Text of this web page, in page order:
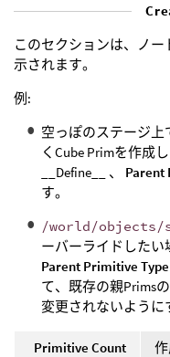
このセクションは、ノ
示されます。
例:
空っぽのステージ上
くCube Primを作成
__Define__ 、 Parent
す。
/world/objects/
ーバーライドしたい
Parent Primitive Type
て、既存の親Prims
変更されないように
Primitive Count
作